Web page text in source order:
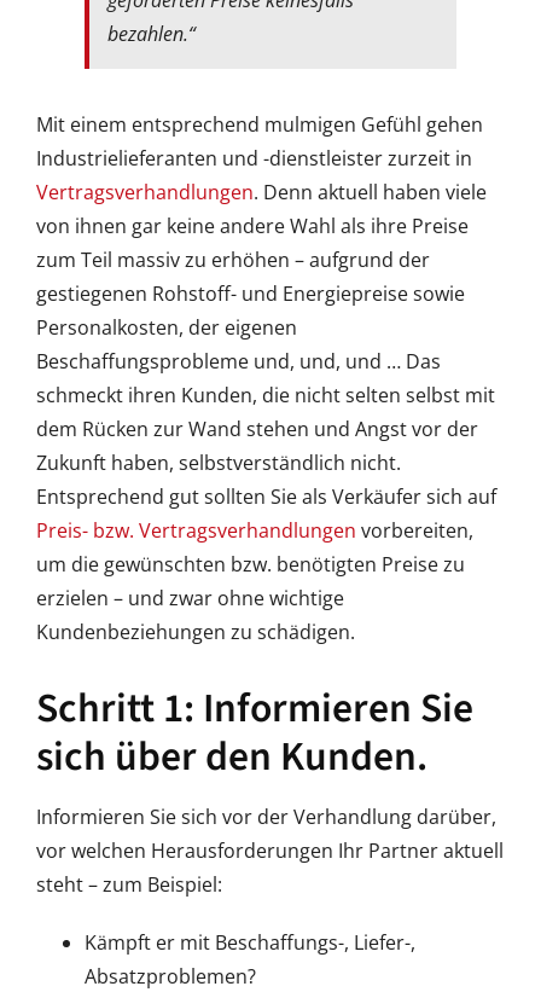
bezahlen.“
Mit einem entsprechend mulmigen Gefühl gehen
Industrielieferanten und -dienstleister zurzeit in
Vertragsverhandlungen. Denn aktuell haben viele
von ihnen gar keine andere Wahl als ihre Preise
zum Teil massiv zu erhöhen – aufgrund der
gestiegenen Rohstoff- und Energiepreise sowie
Personalkosten, der eigenen
Beschaffungsprobleme und, und, und … Das
schmeckt ihren Kunden, die nicht selten selbst mit
dem Rücken zur Wand stehen und Angst vor der
Zukunft haben, selbstverständlich nicht.
Entsprechend gut sollten Sie als Verkäufer sich auf
Preis- bzw. Vertragsverhandlungen vorbereiten,
um die gewünschten bzw. benötigten Preise zu
erzielen – und zwar ohne wichtige
Kundenbeziehungen zu schädigen.
Schritt 1: Informieren Sie
sich über den Kunden.
Informieren Sie sich vor der Verhandlung darüber,
vor welchen Herausforderungen Ihr Partner aktuell
steht – zum Beispiel:
Kämpft er mit Beschaffungs-, Liefer-,
Absatzproblemen?